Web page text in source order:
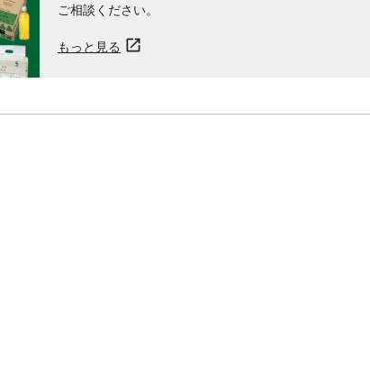
ご相談ください。
もっと見る